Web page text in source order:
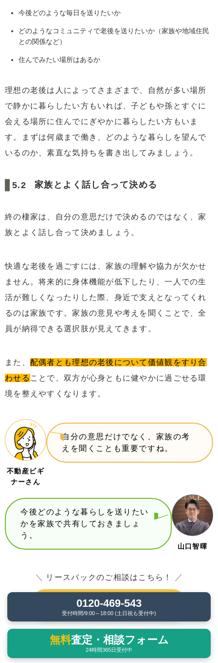
今後どのような毎日を送りたいか
どのようなコミュニティで老後を送りたいか（家族や地域住民
との関係など）
住んでみたい場所はあるか
理想の老後は人によってさまざまで、自然が多い場所
で静かに暮らしたい方もいれば、子どもや孫とすぐに
会える場所に住んでにぎやかに暮らしたい方もいま
す。まずは何歳まで働き、どのような暮らしを望んで
いるのか、素直な気持ちを書き出してみましょう。
家族とよく話し合って決める
終の棲家は、自分の意思だけで決めるのではなく、家
族とよく話し合って決めましょう。
快適な老後を過ごすには、家族の理解や協力が欠かせ
ません。将来的に身体機能が低下したり、一人での生
活が難しくなったりした際、身近で支えとなってくれ
るのは家族です。家族の意見や考えを聞くことで、全
員が納得できる選択肢が見えてきます。
また、 配偶者とも理想の老後について価値観をすり合
わせる ことで、双方が心身ともに健やかに過ごせる環
境を整えやすくなります。
不動産ビギ
ナーさん
自分の意思だけでなく、家族の考
えを聞くことも重要ですね。
山口智暉
今後どのような暮らしを送りたい
かを家族で共有しておきましょ
う。
＼ リースバックのご相談はこちら！ ／
【無料】0120-469-543
【無料】フォームで問合せする
0120-469-543
受付時間/9:00～18:00 (土日祝も受付中)
無料査定・相談フォーム
24時間365日受付中